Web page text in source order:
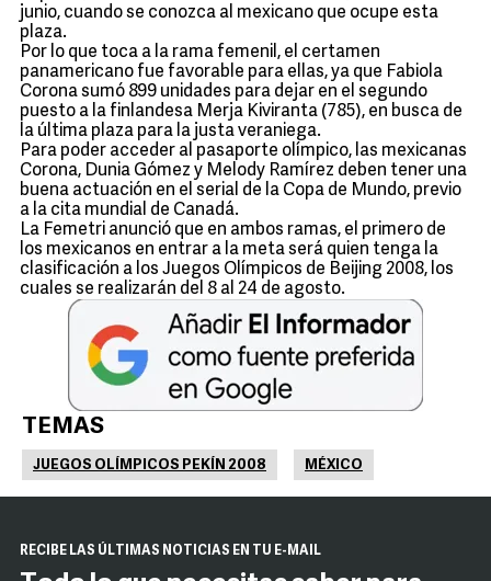
junio, cuando se conozca al mexicano que ocupe esta
plaza.
Por lo que toca a la rama femenil, el certamen
panamericano fue favorable para ellas, ya que Fabiola
Corona sumó 899 unidades para dejar en el segundo
puesto a la finlandesa Merja Kiviranta (785), en busca de
la última plaza para la justa veraniega.
Para poder acceder al pasaporte olímpico, las mexicanas
Corona, Dunia Gómez y Melody Ramírez deben tener una
buena actuación en el serial de la Copa de Mundo, previo
a la cita mundial de Canadá.
La Femetri anunció que en ambos ramas, el primero de
los mexicanos en entrar a la meta será quien tenga la
clasificación a los Juegos Olímpicos de Beijing 2008, los
cuales se realizarán del 8 al 24 de agosto.
TEMAS
JUEGOS OLÍMPICOS PEKÍN 2008 MÉXICO
RECIBE LAS ÚLTIMAS NOTICIAS EN TU E-MAIL